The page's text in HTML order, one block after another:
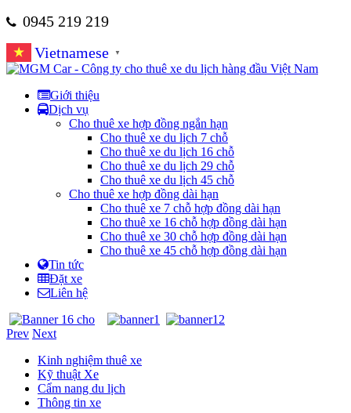
0945 219 219
Vietnamese
▼
Giới thiệu
Dịch vụ
Cho thuê xe hợp đồng ngắn hạn
Cho thuê xe du lịch 7 chỗ
Cho thuê xe du lịch 16 chỗ
Cho thuê xe du lịch 29 chỗ
Cho thuê xe du lịch 45 chỗ
Cho thuê xe hợp đồng dài hạn
Cho thuê xe 7 chỗ hợp đồng dài hạn
Cho thuê xe 16 chỗ hợp đồng dài hạn
Cho thuê xe 30 chỗ hợp đồng dài hạn
Cho thuê xe 45 chỗ hợp đồng dài hạn
Tin tức
Đặt xe
Liên hệ
Prev Next
Kinh nghiệm thuê xe
Kỹ thuật Xe
Cẩm nang du lịch
Thông tin xe